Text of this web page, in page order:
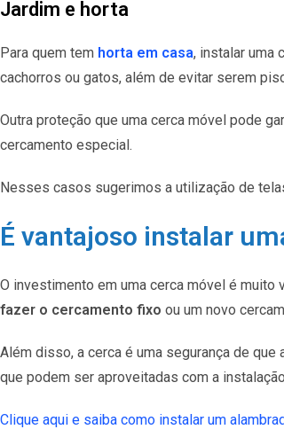
Jardim e horta
Para quem tem horta em casa, instalar uma
cachorros ou gatos, além de evitar serem
Outra proteção que uma cerca móvel pode
cercamento especial.
Nesses casos sugerimos a utilização de
É vantajoso instalar
O investimento em uma cerca móvel é
fazer o cercamento fixo ou um novo
Além disso, a cerca é uma segurança de
que podem ser aproveitadas com a
Clique aqui e saiba como instalar um